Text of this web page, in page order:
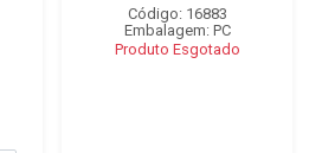
Código: 16883
Embalagem: PC
Produto Esgotado